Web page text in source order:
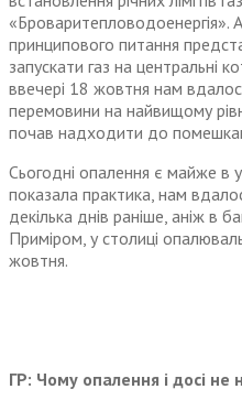
«Броваритепловодоенергія».
принципового питання
запускати газ на центральні
ввечері 18 жовтня нам
перемовини на найвищому
почав надходити до
Сьогодні опалення є майже в
показала практика, нам
декілька днів раніше, аніж в
Приміром, у столиці
жовтня.
ГР: Чому опалення і досі